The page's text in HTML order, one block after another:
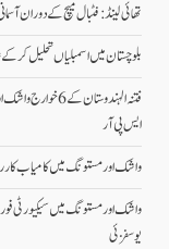
تھائی لینڈ: فٹبال میچ کے دوران آسمانی بجلی گرنے سے
بلوچستان میں اسمبلیاں تحلیل
ایس پی آر
واشک اور مستونگ میں کامیاب
یوسفزئی